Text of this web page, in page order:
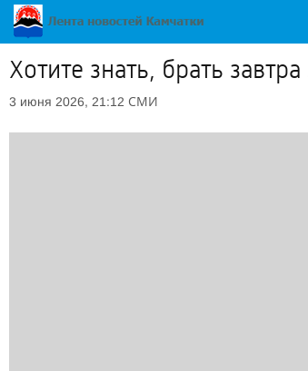
Хотите знать, брать
3 июня 2026, 21:12 СМИ